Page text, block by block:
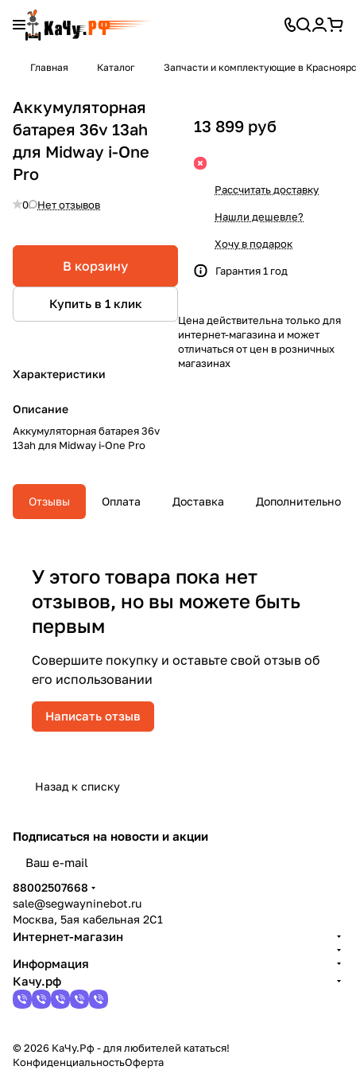
Главная Каталог Запчасти и комплектующие в
Аккумуляторная
батарея 36v 13ah
для Midway i-One
Pro
0 Нет отзывов
В корзину
Купить в 1 клик
Характеристики
Описание
Аккумуляторная батарея 36v
13ah для Midway i-One Pro
13 899 руб
Рассчитать доставку
Нашли дешевле?
Хочу в подарок
Гарантия 1 год
Цена действительна только для
интернет-магазина и может
отличаться от цен в розничных
магазинах
Отзывы Оплата Доставка Дополнительно
У этого товара пока нет
отзывов, но вы можете быть
первым
Совершите покупку и оставьте свой отзыв об
его использовании
Написать отзыв
Назад к списку
Подписаться на новости и акции
88002507668
sale@segwayninebot.ru
Москва, 5ая кабельная 2С1
Интернет-магазин
Информация
Качу.рф
© 2026 КаЧу.Рф - для любителей кататься!
КонфиденциальностьОферта